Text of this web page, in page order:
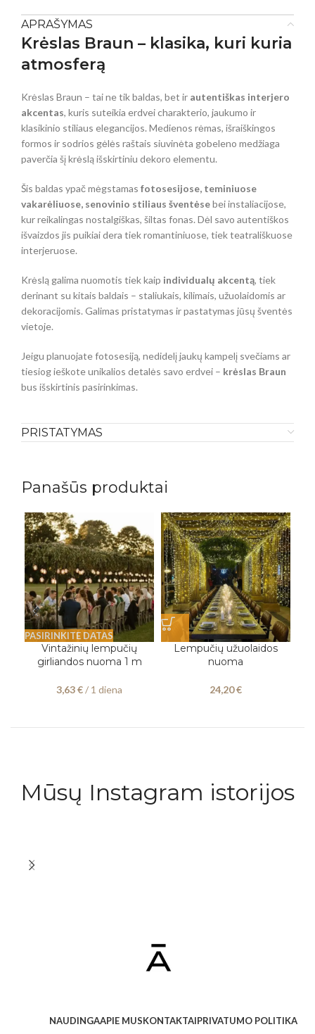
APRAŠYMAS
Krėslas Braun – klasika, kuri kuria
atmosferą
Krėslas Braun – tai ne tik baldas, bet ir autentiškas interjero
akcentas, kuris suteikia erdvei charakterio, jaukumo ir
klasikinio stiliaus elegancijos. Medienos rėmas, išraiškingos
formos ir sodrios gėlės raštais siuvinėta gobeleno medžiaga
paverčia šį krėslą išskirtiniu dekoro elementu.
Šis baldas ypač mėgstamas fotosesijose, teminiuose
vakarėliuose, senovinio stiliaus šventėsebei instaliacijose,
kur reikalingas nostalgiškas, šiltas fonas. Dėl savo autentiškos
išvaizdos jis puikiai dera tiek romantiniuose, tiek teatrališkuose
interjeruose.
Krėslą galima nuomotis tiek kaip individualų akcentą, tiek
derinant su kitais baldais – staliukais, kilimais, užuolaidomis ar
dekoracijomis. Galimas pristatymas ir pastatymas jūsų šventės
vietoje.
Jeigu planuojate fotosesiją, nedidelį jaukų kampelį svečiams ar
tiesiog ieškote unikalios detalės savo erdvei – krėslas Braun
bus išskirtinis pasirinkimas.
PRISTATYMAS
Panašūs produktai
PASIRINKITE DATAS
Vintažinių lempučių
girliandos nuoma 1 m
3,63€/ 1 diena
Lempučių užuolaidos
nuoma
24,20€
Mūsų Instagram istorijos
NAUDINGAAPIE MUSKONTAKTAIPRIVATUMO POLITIKA